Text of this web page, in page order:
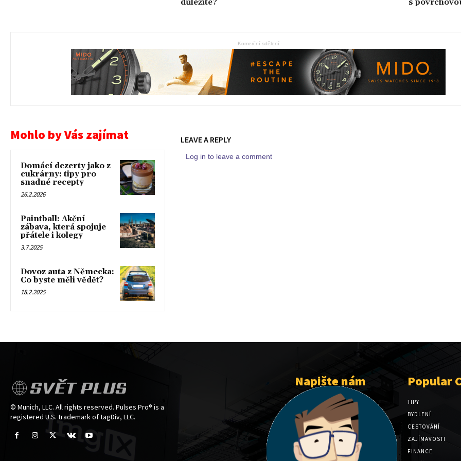
důležité?
s
- Komerční sdělení -
Mohlo by Vás zajímat
Domácí dezerty jako z
cukrárny: tipy pro
snadné recepty
26.2.2026
Paintball: Akční
zábava, která spojuje
přátele i kolegy
3.7.2025
Dovoz auta z Německa:
Co byste měli vědět?
18.2.2025
LEAVE A REPLY
Log in to leave a comment
SVĚT PLUS
© Munich, LLC. All rights reserved. Pulses Pro® is a
registered U.S. trademark of tagDiv, LLC.
Napište nám Popular
TIPY
BYDLENÍ
CESTOVÁNÍ
ZAJÍMAVOSTI
FINANCE